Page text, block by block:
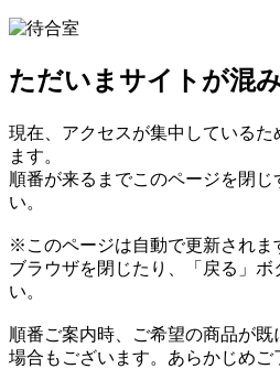
ただいまサイトが混
現在、アクセスが集中しているた
ます。
順番が来るまでこのページを閉じ
い。
※このページは自動で更新されま
ブラウザを閉じたり、「戻る」ボ
い。
順番ご案内時、ご希望の商品が
場合もございます。あらかじめご